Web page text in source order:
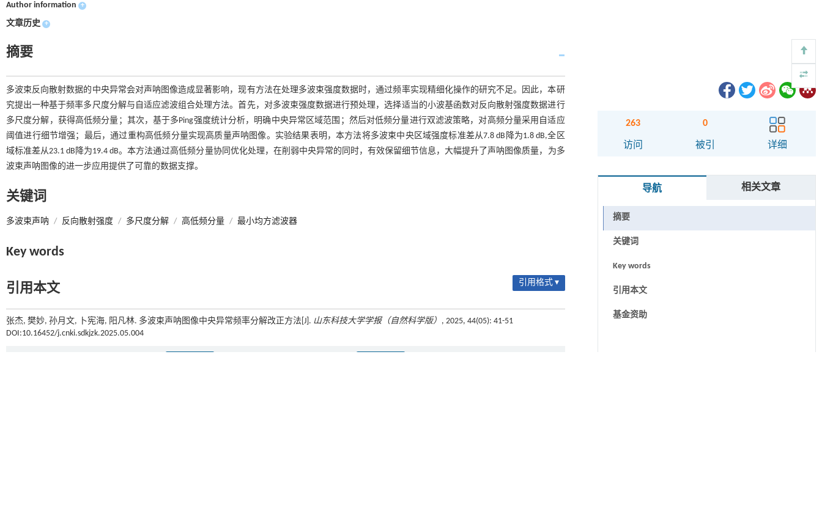
Author information +
文章历史 +
摘要
多波束反向散射数据的中央异常会对声呐图像造成显著影响，现有方法在处理多波束强度数据时，通过频率实现精细化操作的研究不足。因此，本研
究提出一种基于频率多尺度分解与自适应滤波组合处理方法。首先，对多波束强度数据进行预处理，选择适当的小波基函数对反向散射强度数据进行
多尺度分解，获得高低频分量；其次，基于多Ping强度统计分析，明确中央异常区域范围；然后对低频分量进行双滤波策略，对高频分量采用自适应
阈值进行细节增强；最后，通过重构高低频分量实现高质量声呐图像。实验结果表明，本方法将多波束中央区域强度标准差从7.8 dB降为1.8 dB,全区
域标准差从23.1 dB降为19.4 dB。本方法通过高低频分量协同优化处理，在削弱中央异常的同时，有效保留细节信息，大幅提升了声呐图像质量，为多
波束声呐图像的进一步应用提供了可靠的数据支撑。
关键词
多波束声呐 / 反向散射强度 / 多尺度分解 / 高低频分量 / 最小均方滤波器
Key words
引用本文 引用格式 ▾
张杰, 樊妙, 孙月文, 卜宪海, 阳凡林. 多波束声呐图像中央异常频率分解改正方法[J]. 山东科技大学学报（自然科学版） , 2025, 44(05): 41-51
DOI:10.16452/j.cnki.sdkjzk.2025.05.004
263
访问
0
被引 详细
导航 相关文章
摘要
关键词
Key words
引用本文
基金资助